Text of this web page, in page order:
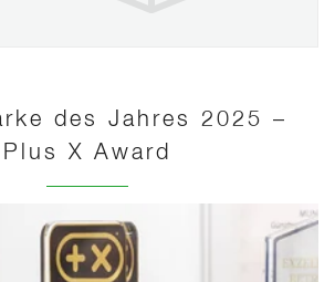
des Jahres 2025 –
Plus X Award